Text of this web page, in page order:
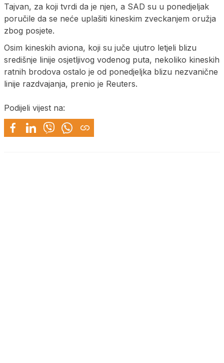
Tajvan, za koji tvrdi da je njen, a SAD su u ponedjeljak
poručile da se neće uplašiti kineskim zveckanjem oružja
zbog posjete.
Osim kineskih aviona, koji su juče ujutro letjeli blizu
središnje linije osjetljivog vodenog puta, nekoliko kineskih
ratnih brodova ostalo je od ponedjeljka blizu nezvanične
linije razdvajanja, prenio je Reuters.
Podijeli vijest na: